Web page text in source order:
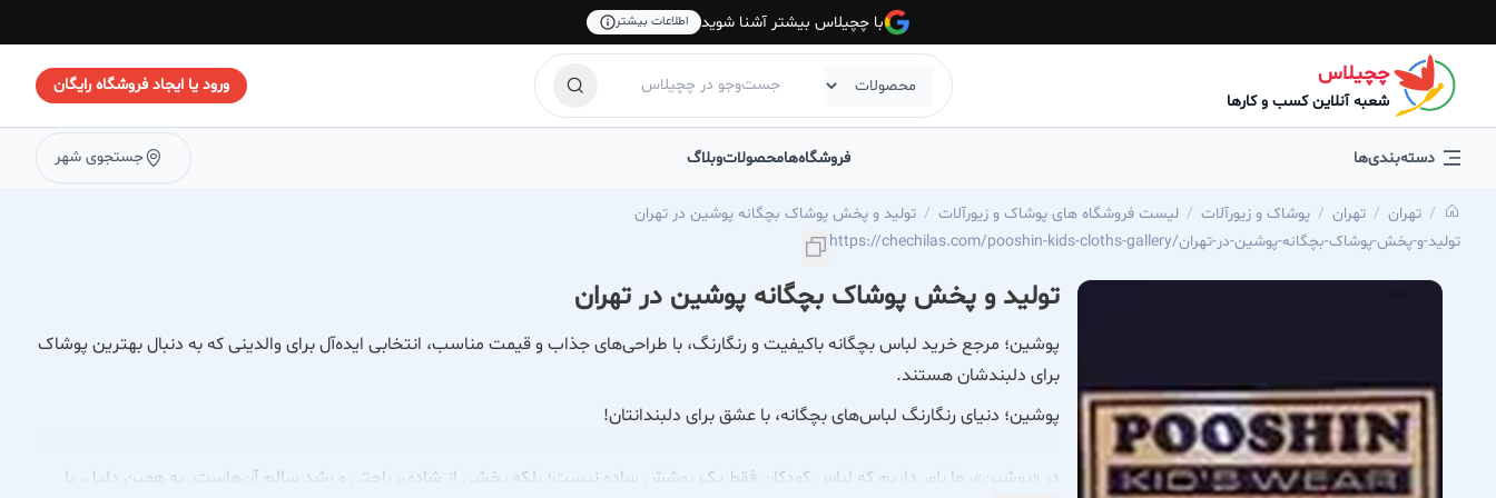
با چچیلاس بیشتر آشنا شوید اطلاعات بیشتر
چچیلاس
شعبه آنلاین کسب و کارها
ورود یا ایجاد فروشگاه رایگان
دسته‌بندی‌ها فروشگاه‌هامحصولاتوبلاگ جستجوی شهر
تهران تهران پوشاک و زیورآلات لیست فروشگاه های پوشاک و زیورآلات
تولید و پخش پوشاک بچگانه پوشین در تهران
https://chechilas.com/pooshin-kids-cloths-gallery/تولید-و-پخش-پوشاک-بچگانه-پوشین-در-تهران
تولید و پخش پوشاک بچگانه پوشین در تهران
پوشین؛ مرجع خرید لباس بچگانه باکیفیت و رنگارنگ، با طراحی‌های جذاب و قیمت مناسب، انتخابی ایده‌آل برای والدینی که به دنبال بهترین پوشاک
برای دلبندشان هستند.
پوشین؛ دنیای رنگارنگ لباس‌های بچگانه، با عشق برای دلبندانتان!
در «پوشین»، ما باور داریم که لباس کودکان فقط یک پوشش ساده نیست؛ بلکه بخشی از شادی، راحتی و رشد سالم آن‌هاست. به همین دلیل، با